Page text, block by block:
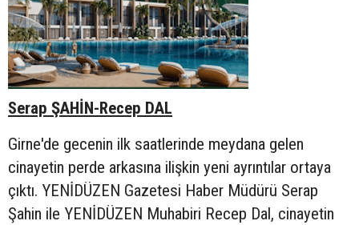
Serap ŞAHİN-Recep DAL
Girne'de gecenin ilk saatlerinde meydana gelen
cinayetin perde arkasına ilişkin yeni ayrıntılar ortaya
çıktı. YENİDÜZEN Gazetesi Haber Müdürü Serap
Şahin ile YENİDÜZEN Muhabiri Recep Dal, cinayetin